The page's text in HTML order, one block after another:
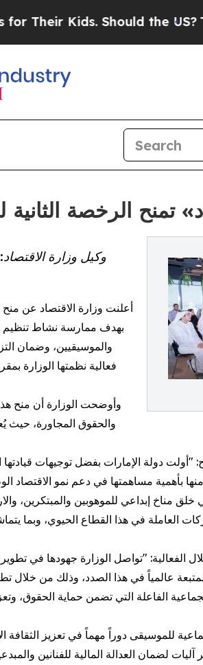
Kids. Should the US?The
وكيل وزارة
والموسيقيين، وضمان
فعالية نظمتها الوزارة
والحقوق المجاورة، حيث
دولة الإمارات بفضل توجيهات قيادتها
منها بأهمية مساهمتها في دعم نمو
مناخ إبداعي للموهوبين والمبتكرين،
العاملة في هذا القطاع الحيوي، وبما
الفعالية: "تواصل الوزارة جهودها في
عالمياً في هذا الصدد، وذلك من خلال
الفاعلة التي تضمن حماية الحقوق،
للموسيقى دوراً مهماً في تعزيز الثقافة
آليات لضمان العدالة المالية للفنانين